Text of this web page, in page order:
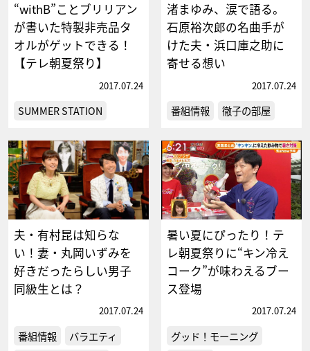
“withB”ことブリリアン
が書いた特製非売品タ
オルがゲットできる！
【テレ朝夏祭り】
2017.07.24
SUMMER STATION
渚まゆみ、涙で語る。
石原裕次郎の名曲手が
けた夫・浜口庫之助に
寄せる想い
2017.07.24
番組情報 徹子の部屋
夫・有村昆は知らな
い！妻・丸岡いずみを
好きだったらしい男子
同級生とは？
2017.07.24
番組情報
バラエティ
暑い夏にぴったり！テ
レ朝夏祭りに“キン冷え
コーク”が味わえるブー
ス登場
2017.07.24
グッド！モーニング